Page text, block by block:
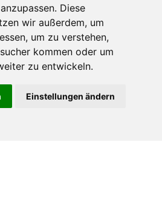
Diese
wir außerdem, um
um zu verstehen,
kommen oder um
zu entwickeln.
Einstellungen ändern